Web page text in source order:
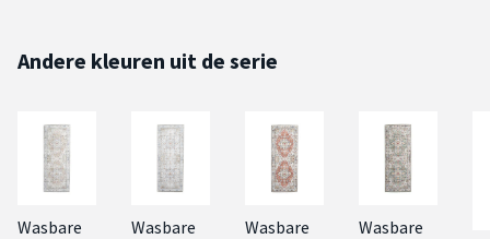
Andere kleuren uit de serie
Wasbare
Wasbare
Wasbare
Wasbare